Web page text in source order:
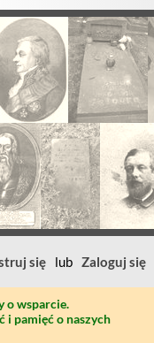
się lub Zaloguj się
o wsparcie.
i pamięć o naszych